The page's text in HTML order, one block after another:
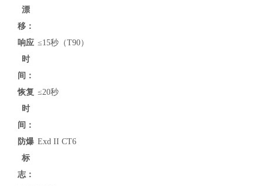
漂
移：
响应
时
间：
≤15秒（T90）
恢复
时
间：
≤20秒
防爆
标
志：
Exd II CT6